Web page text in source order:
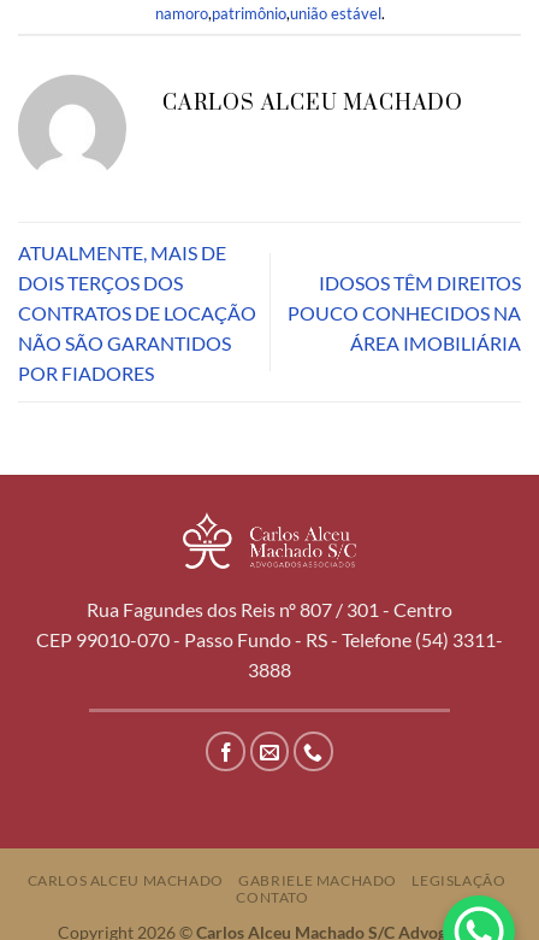
namoro,patrimônio,união estável.
CARLOS ALCEU MACHADO
ATUALMENTE, MAIS DE
DOIS TERÇOS DOS
CONTRATOS DE LOCAÇÃO
NÃO SÃO GARANTIDOS
POR FIADORES
IDOSOS TÊM DIREITOS
POUCO CONHECIDOS NA
ÁREA IMOBILIÁRIA
Rua Fagundes dos Reis nº 807 / 301 - Centro
CEP 99010-070 - Passo Fundo - RS - Telefone (54) 3311-
3888
CARLOS ALCEU MACHADO GABRIELE MACHADO
LEGISLAÇÃO
CONTATO
Copyright 2026 ©Carlos Alceu Machado S/C Advogados